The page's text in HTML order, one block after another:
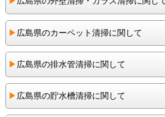
▶︎ 広島県のカーペット清掃に関して
▶︎ 広島県の排水管清掃に関して
▶︎ 広島県の貯水槽清掃に関して